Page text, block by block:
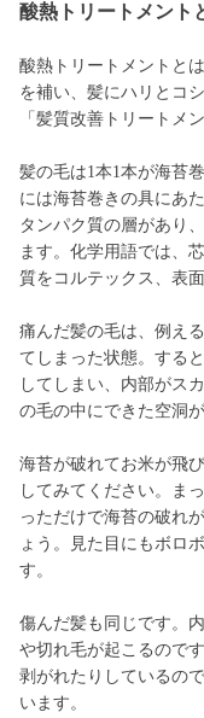
酸熱トリートメント
酸熱トリートメントと
を補い、髪にハリとコ
「髪質改善トリートメ
髪の毛は1本1本が海苔
には海苔巻きの具にあ
タンパク質の層があり
ます。化学用語では、
質をコルテックス、表
痛んだ髪の毛は、例え
てしまった状態。する
してしまい、内部がス
の毛の中にできた空洞
海苔が破れてお米が飛
してみてください。ま
っただけで海苔の破れ
ょう。見た目にもボロ
す。
傷んだ髪も同じです。
や切れ毛が起こるので
剥がれたりしているの
います。